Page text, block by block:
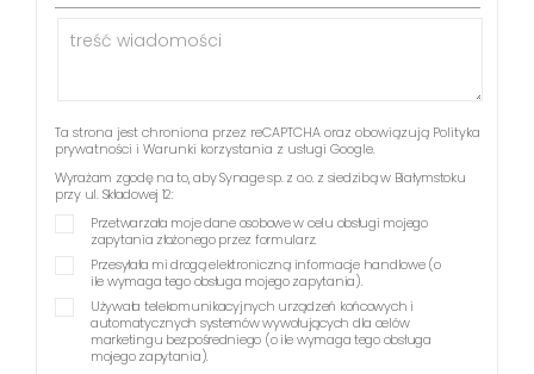
Ta strona jest chroniona przez reCAPTCHA oraz obowiązują Polityka
prywatności i Warunki korzystania z usługi Google.
Wyrażam zgodę na to, aby Synage sp. z o.o. z siedzibą w Białymstoku
przy ul. Składowej 12:
Przetwarzała moje dane osobowe w celu obsługi mojego
zapytania złożonego przez formularz.
Przesyłała mi drogą elektroniczną informacje handlowe (o
ile wymaga tego obsługa mojego zapytania).
Używała telekomunikacyjnych urządzeń końcowych i
automatycznych systemów wywołujących dla celów
marketingu bezpośredniego (o ile wymaga tego obsługa
mojego zapytania).